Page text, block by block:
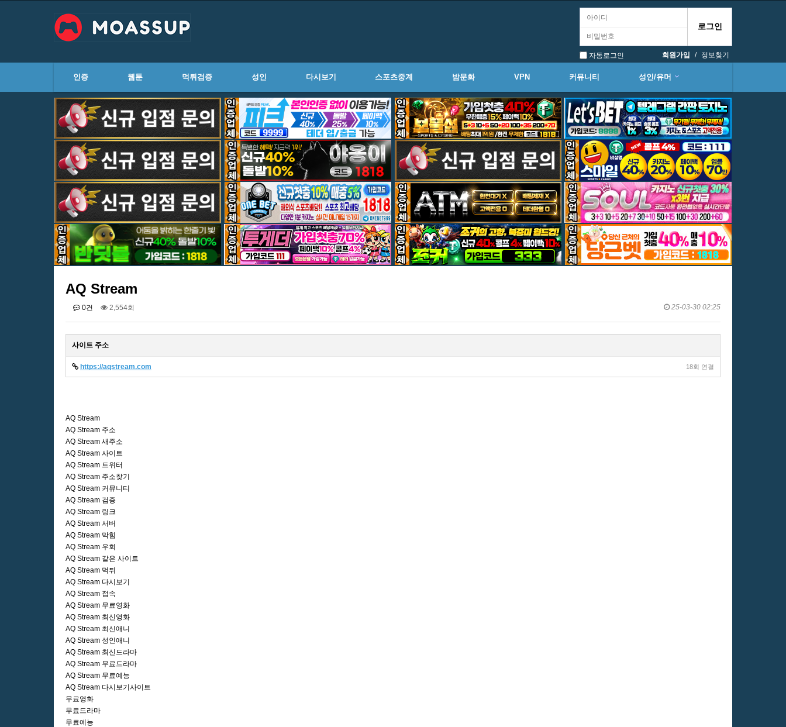
자동로그인 회원가입 / 정보찾기
인증 웹툰 먹튀검증 성인 다시보기 스포츠중계 밤문화 VPN 커뮤니티
성인/유머
AQ Stream
0건 2,554회 25-03-30 02:25
사이트 주소
https://aqstream.com 18회 연결
AQ Stream
AQ Stream 주소
AQ Stream 새주소
AQ Stream 사이트
AQ Stream 트위터
AQ Stream 주소찾기
AQ Stream 커뮤니티
AQ Stream 검증
AQ Stream 링크
AQ Stream 서버
AQ Stream 막힘
AQ Stream 우회
AQ Stream 같은 사이트
AQ Stream 먹튀
AQ Stream 다시보기
AQ Stream 접속
AQ Stream 무료영화
AQ Stream 최신영화
AQ Stream 최신애니
AQ Stream 성인애니
AQ Stream 최신드라마
AQ Stream 무료드라마
AQ Stream 무료예능
AQ Stream 다시보기사이트
무료영화
무료드라마
무료예능